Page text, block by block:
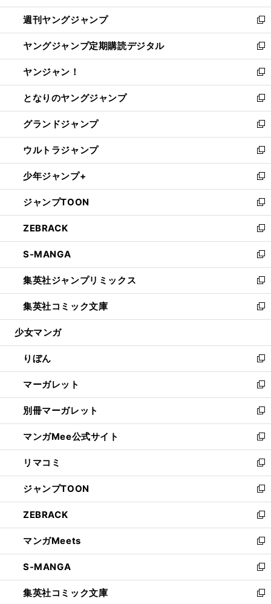
開
く
ウ
で
開
く
ン
ド
ウ
で
開
く
ウ
ィ
ン
ド
ウ
で
開
く
週刊ヤングジャンプ
新
し
い
ウ
ィ
ン
ド
ウ
で
開
く
ヤングジャンプ定期購読デジタル
新
し
い
ウ
ィ
ン
ド
ウ
で
開
く
ヤンジャン！
新
し
い
ウ
ィ
ン
ド
ウ
で
開
く
となりのヤングジャンプ
新
し
い
ウ
ィ
ン
ド
ウ
で
開
く
グランドジャンプ
新
し
い
ウ
ィ
ン
ド
ウ
で
開
く
ウルトラジャンプ
新
し
い
ウ
ィ
ン
ド
ウ
で
開
く
少年ジャンプ+
新
し
い
ウ
ィ
ン
ド
ウ
で
開
く
ジャンプTOON
新
し
い
ウ
ィ
ン
ド
ウ
で
開
ZEBRACK
新
し
い
ウ
ィ
ン
ド
ウ
開
く
S-MANGA
新
し
い
ウ
ィ
ン
ウ
で
開
く
集英社ジャンプリミックス
新
し
い
ウ
ン
ド
ウ
で
開
く
集英社コミック文庫
新
し
ウ
ィ
ン
ド
ウ
で
開
く
少女マンガ
りぼん
新
し
い
ウ
ィ
ン
ド
ウ
で
開
く
マーガレット
新
し
い
ウ
ィ
ン
ド
ウ
で
開
く
別冊マーガレット
新
し
い
ウ
ィ
ン
ド
ウ
で
開
く
マンガMee公式サイト
新
し
い
ウ
ィ
ン
ド
ウ
で
開
く
リマコミ
新
し
い
ウ
ィ
ン
ド
ウ
で
開
く
ジャンプTOON
新
し
い
ウ
ィ
ン
ド
ウ
で
ZEBRACK
新
し
い
ウ
ィ
ン
ド
マンガMeets
新
し
い
ウ
ィ
S-MANGA
新
し
い
集英社コミック文庫
新